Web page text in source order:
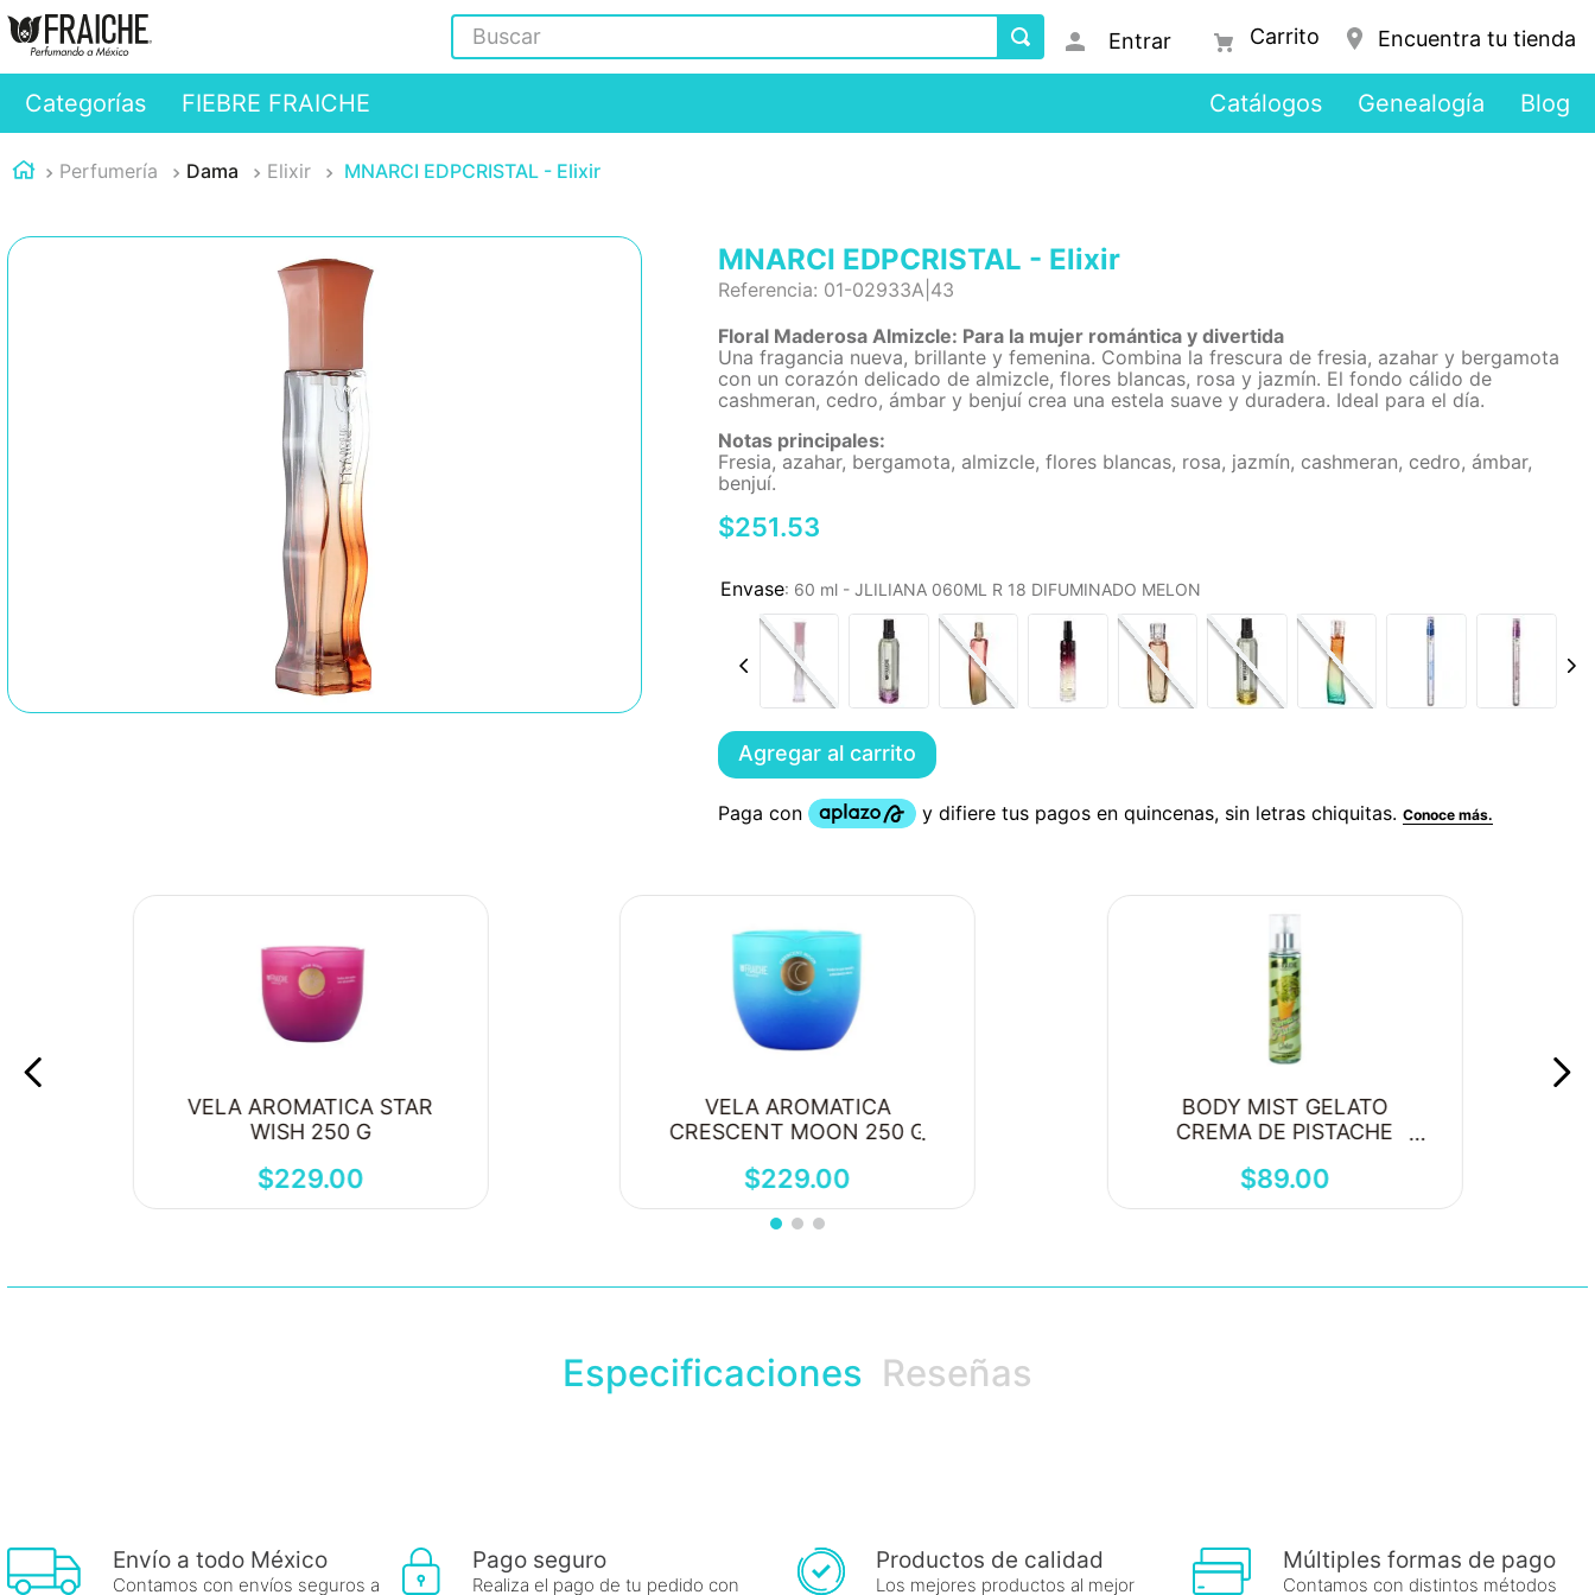
Buscar
Entrar Encuentra tu tienda
Categorías FIEBRE FRAICHE Catálogos Genealogía Blog
Perfumería Dama Elixir MNARCI EDPCRISTAL - Elixir
MNARCI EDPCRISTAL - Elixir
Referencia: 01-02933A|43
Floral Maderosa Almizcle: Para la mujer romántica y divertida
Una fragancia nueva, brillante y femenina. Combina la frescura de fresia, azahar y bergamota
con un corazón delicado de almizcle, flores blancas, rosa y jazmín. El fondo cálido de
cashmeran, cedro, ámbar y benjuí crea una estela suave y duradera. Ideal para el día.
Notas principales:
Fresia, azahar, bergamota, almizcle, flores blancas, rosa, jazmín, cashmeran, cedro, ámbar,
benjuí.
$251.53
: 60 ml - JLILIANA 060ML R 18 DIFUMINADO MELON
Agregar al carrito
VELA AROMATICA STAR
WISH 250 G
$229.00
VELA AROMATICA
CRESCENT MOON 250 G
$229.00
BODY MIST GELATO
CREMA DE PISTACHE
$89.00
Especificaciones Reseñas
Envío a todo México
Contamos con envíos seguros a
Pago seguro
Realiza el pago de tu pedido con
Productos de calidad
Los mejores productos al mejor
Múltiples formas de pago
Contamos con distintos métodos